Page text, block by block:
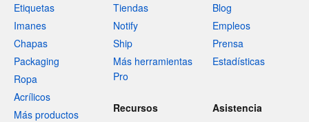
Etiquetas
Imanes
Chapas
Packaging
Ropa
Acrílicos
Más productos
Tiendas
Notify
Ship
Más herramientas
Pro
Blog
Empleos
Prensa
Estadísticas
Recursos
Asistencia